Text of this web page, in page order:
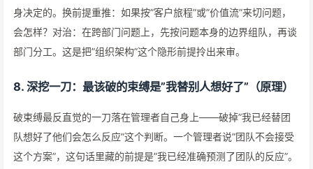
身决定的。换前提重推：如果按”客户旅程”或”价值流”来切问题，
会怎样？对治：在跨部门问题上，先按问题本身的边界组队，再谈
部门分工。这是把”组织架构”这个隐形前提拎出来审。
8. 深挖一刀：最该破的束缚是”我替别人想好了”（原理）
破束缚最反直觉的一刀落在管理者自己身上——破掉”我已经替团
队想好了他们会怎么反应”这个判断。一个管理者说”团队不会接受
这个方案”，这句话里藏的前提是”我已经准确预测了团队的反应”。